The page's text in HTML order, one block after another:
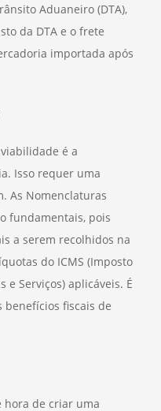
Aduaneiro (DTA),
da DTA e o frete
importada após
é a
Isso requer uma
As Nomenclaturas
fundamentais, pois
a serem recolhidos na
do ICMS (Imposto
e Serviços) aplicáveis. É
fiscais de
hora de criar uma